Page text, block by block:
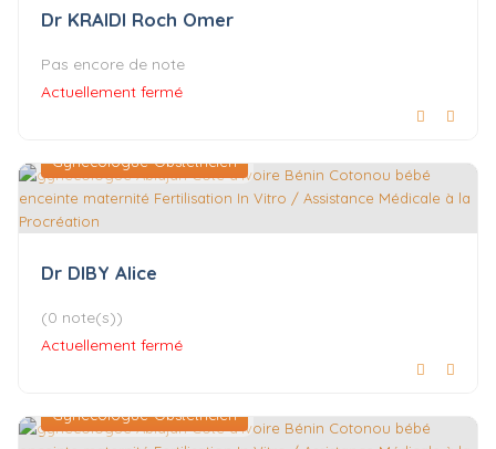
Dr KRAIDI Roch Omer
Pas encore de note
Actuellement fermé
Gynécologue-Obstétricien
Dr DIBY Alice
(0 note(s))
Actuellement fermé
Gynécologue-Obstétricien